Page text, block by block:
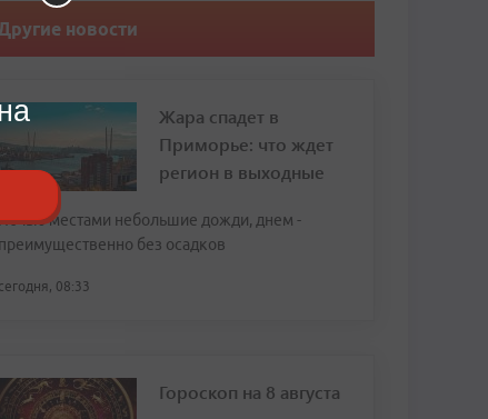
новости
Жара спадет в
Приморье: что ждет
регион в выходные
местами небольшие дожди, днем -
преимущественно без осадков
сегодня, 08:33
Гороскоп на 8 августа